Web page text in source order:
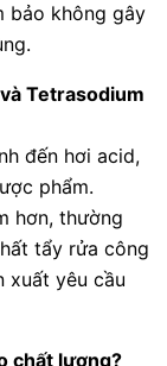
bảo không gây
Tetrasodium
đến hơi acid,
phẩm.
hơn, thường
tẩy rửa công
xuất yêu cầu
chất lượng?